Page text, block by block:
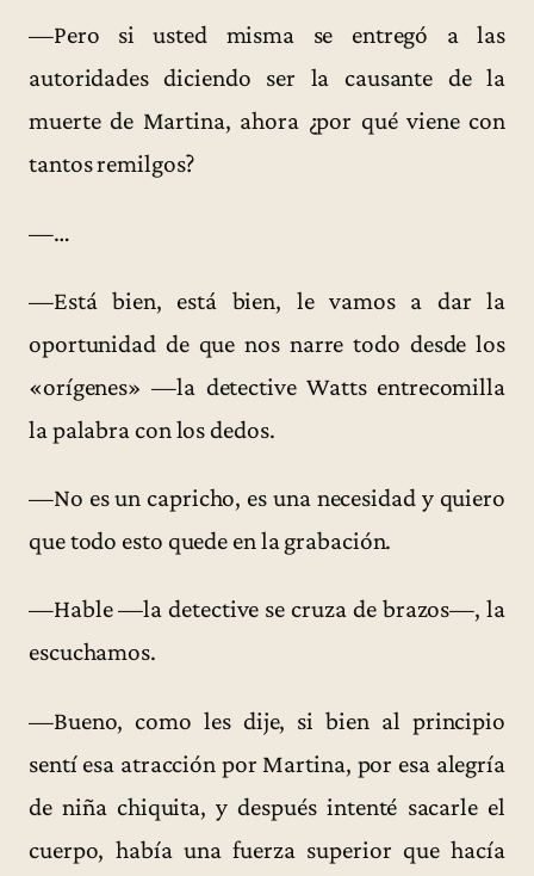
—Pero si usted misma se entregó a las
autoridades diciendo ser la causante de la
muerte de Martina, ahora ¿por qué viene con
tantos remilgos?
—…
—Está bien, está bien, le vamos a dar la
oportunidad de que nos narre todo desde los
«orígenes» —la detective Watts entrecomilla
la palabra con los dedos.
—No es un capricho, es una necesidad y quiero
que todo esto quede en la grabación.
—Hable —la detective se cruza de brazos—, la
escuchamos.
—Bueno, como les dije, si bien al principio
sentí esa atracción por Martina, por esa alegría
de niña chiquita, y después intenté sacarle el
cuerpo, había una fuerza superior que hacía